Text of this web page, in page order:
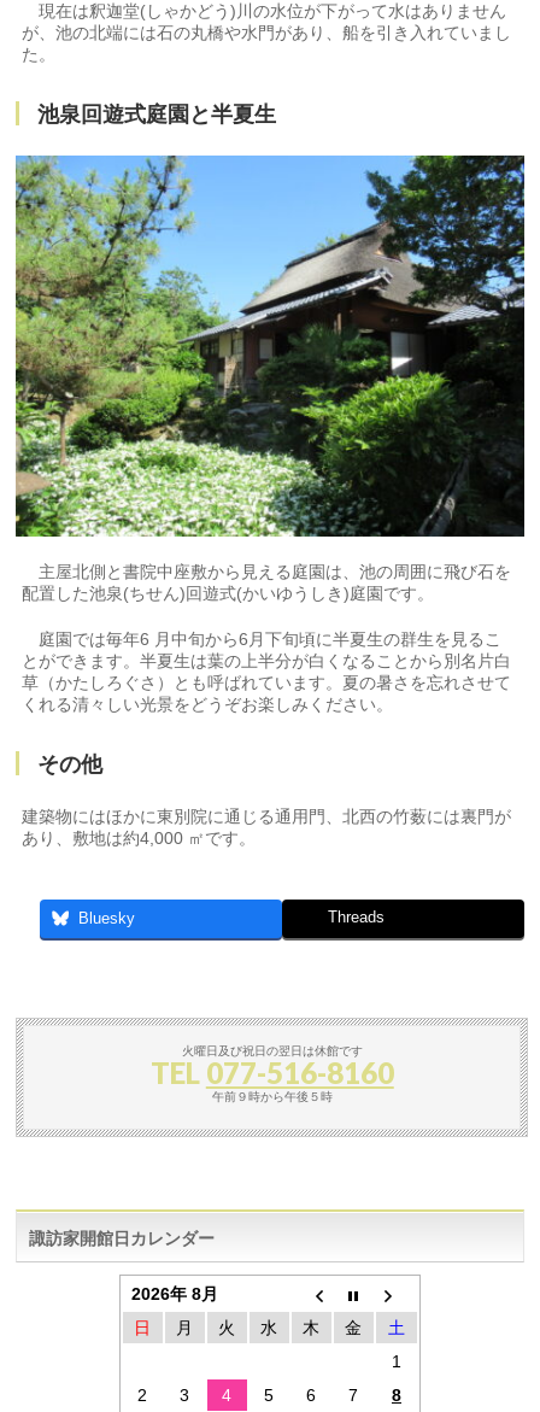
現在は釈迦堂(しゃかどう)川の水位が下がって水はありません
が、池の北端には石の丸橋や水門があり、船を引き入れていまし
た。
池泉回遊式庭園と半夏生
主屋北側と書院中座敷から見える庭園は、池の周囲に飛び石を
配置した池泉(ちせん)回遊式(かいゆうしき)庭園です。
庭園では毎年6 月中旬から6月下旬頃に半夏生の群生を見るこ
とができます。半夏生は葉の上半分が白くなることから別名片白
草（かたしろぐさ）とも呼ばれています。夏の暑さを忘れさせて
くれる清々しい光景をどうぞお楽しみください。
その他
建築物にはほかに東別院に通じる通用門、北西の竹薮には裏門が
あり、敷地は約4,000 ㎡です。
Bluesky Threads
火曜日及び祝日の翌日は休館です
TEL 077-516-8160
午前９時から午後５時
諏訪家開館日カレンダー
2026年 8月
日
月 火 水 木 金
土
1
2
3 4 5 6 7
8